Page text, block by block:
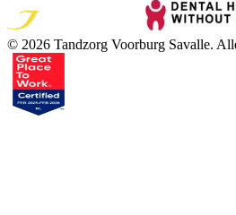
© 2026 Tandzorg Voorburg Savalle.